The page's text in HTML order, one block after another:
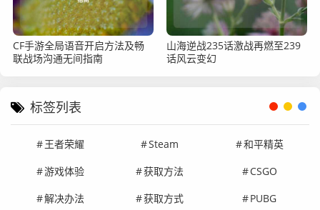
CF手游全局语音开启方法及畅
联战场沟通无间指南
山海逆战235话激战再燃至239
话风云变幻
标签列表
王者荣耀 Steam
和平精英
游戏体验
获取方法
CSGO
解决办法
获取方式 PUBG